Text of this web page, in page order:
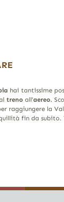
hai tantissime
trenoall’aereo.
raggiungere la
fin da subito.